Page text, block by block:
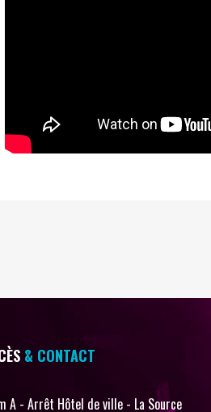
& CONTACT
A - Arrêt Hôtel de ville - La Source